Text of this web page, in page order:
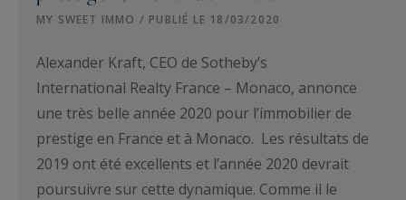
MY SWEET IMMO / PUBLIÉ LE 18/03/2020
Alexander Kraft, CEO de Sotheby’s
International Realty France – Monaco, annonce
une très belle année 2020 pour l’immobilier de
prestige en France et à Monaco. Les résultats de
2019 ont été excellents et l’année 2020 devrait
poursuivre sur cette dynamique. Comme il le